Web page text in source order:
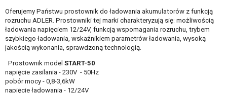
Oferujemy Państwu prostownik do ładowania akumulatorów z funkcją
rozruchu ADLER. Prostowniki tej marki charakteryzują się: możliwością
ładowania napięciem 12/24V, funkcją wspomagania rozruchu, trybem
szybkiego ładowania, wskaźnikiem parametrów ładowania, wysoką
jakością wykonania, sprawdzoną technologią.
Prostownik model START-50
napięcie zasilania - 230V - 50Hz
pobór mocy - 0,8-3,6kW
napięcie ładowania - 12/24V